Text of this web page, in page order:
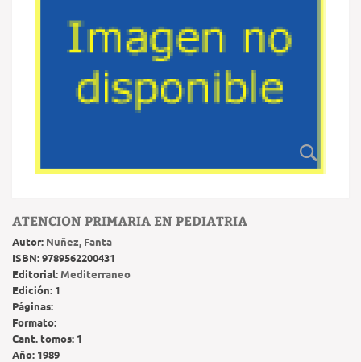
ATENCION PRIMARIA EN PEDIATRIA
Autor: Nuñez, Fanta
ISBN:9789562200431
Editorial: Mediterraneo
Edición: 1
Páginas:
Formato:
Cant. tomos: 1
Año: 1989